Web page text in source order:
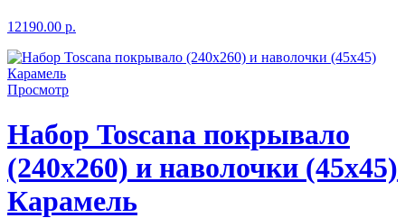
12190.00 р.
Просмотр
Набор Toscana покрывало
(240x260) и наволочки (45x45)
Карамель